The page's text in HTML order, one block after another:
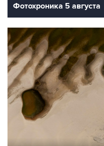
Фотохроника 5 августа